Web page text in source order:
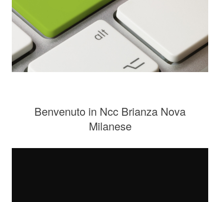
Benvenuto in Ncc Brianza Nova
Milanese